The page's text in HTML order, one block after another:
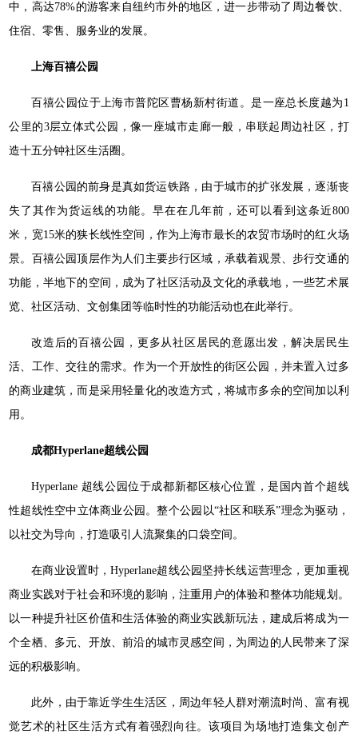
中，高达78%的游客来自纽约市外的地区，进一步带动了周边餐饮、
住宿、零售、服务业的发展。
上海百禧公园
百禧公园位于上海市普陀区曹杨新村街道。是一座总长度越为1
公里的3层立体式公园，像一座城市走廊一般，串联起周边社区，打
造十五分钟社区生活圈。
百禧公园的前身是真如货运铁路，由于城市的扩张发展，逐渐丧
失了其作为货运线的功能。早在在几年前，还可以看到这条近800
米，宽15米的狭长线性空间，作为上海市最长的农贸市场时的红火场
景。百禧公园顶层作为人们主要步行区域，承载着观景、步行交通的
功能，半地下的空间，成为了社区活动及文化的承载地，一些艺术展
览、社区活动、文创集团等临时性的功能活动也在此举行。
改造后的百禧公园，更多从社区居民的意愿出发，解决居民生
活、工作、交往的需求。作为一个开放性的街区公园，并未置入过多
的商业建筑，而是采用轻量化的改造方式，将城市多余的空间加以利
用。
成都Hyperlane超线公园
Hyperlane 超线公园位于成都新都区核心位置，是国内首个超线
性超线性空中立体商业公园。整个公园以“社区和联系”理念为驱动，
以社交为导向，打造吸引人流聚集的口袋空间。
在商业设置时，Hyperlane超线公园坚持长线运营理念，更加重视
商业实践对于社会和环境的影响，注重用户的体验和整体功能规划。
以一种提升社区价值和生活体验的商业实践新玩法，建成后将成为一
个全栖、多元、开放、前沿的城市灵感空间，为周边的人民带来了深
远的积极影响。
此外，由于靠近学生生活区，周边年轻人群对潮流时尚、富有视
觉艺术的社区生活方式有着强烈向往。该项目为场地打造集文创产